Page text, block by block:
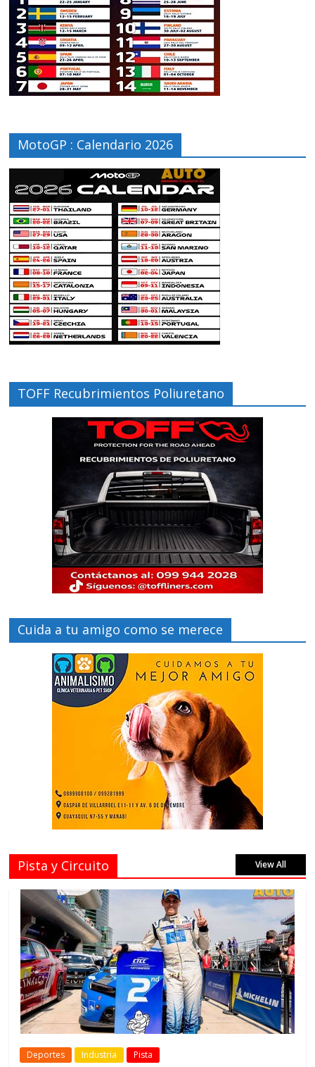
MotoGP : Calendario 2026
TOFF Recubrimientos Poliuretano
Cuida a tu amigo como se merece
Pista y Circuito View All
Deportes Industria Pista